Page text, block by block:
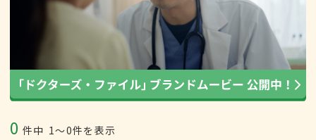
0 件中 1〜0件を表示